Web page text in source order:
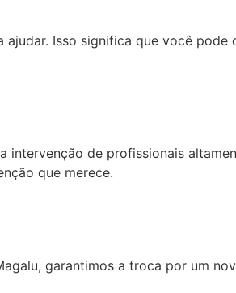
Isso significa que você
intervenção de profissionais
que merece.
garantimos a troca por um